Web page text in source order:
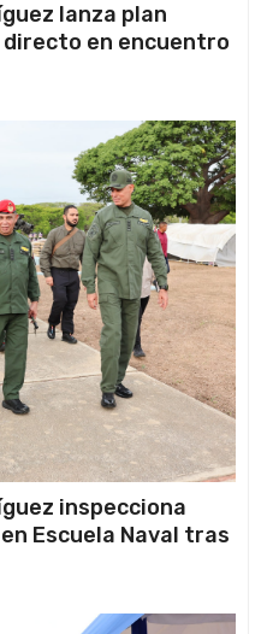
lanza plan
en encuentro
inspecciona
Escuela Naval tras
La Guaira